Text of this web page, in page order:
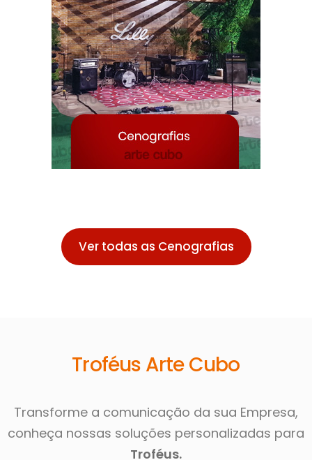
Ver todas as Cenografias
Troféus Arte Cubo
Transforme a comunicação da sua Empresa,
conheça nossas soluções personalizadas para
Troféus.